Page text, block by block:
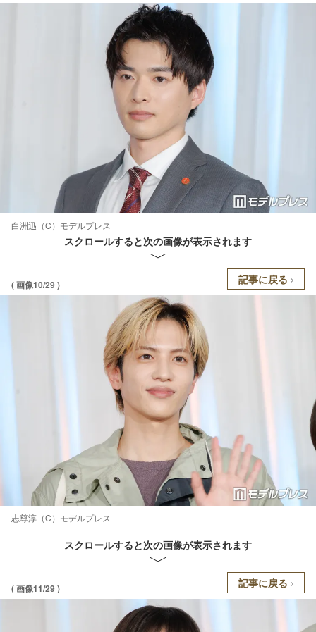
白洲迅（C）モデルプレス
スクロールすると次の画像が表示されます
( 画像10/29 ) 記事に戻る
志尊淳（C）モデルプレス
スクロールすると次の画像が表示されます
( 画像11/29 ) 記事に戻る